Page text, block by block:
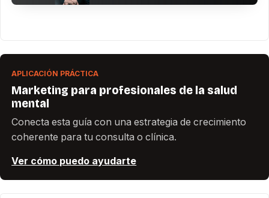
APLICACIÓN PRÁCTICA
Marketing para profesionales de la salud
mental
Conecta esta guía con una estrategia de crecimiento
coherente para tu consulta o clínica.
Ver cómo puedo ayudarte